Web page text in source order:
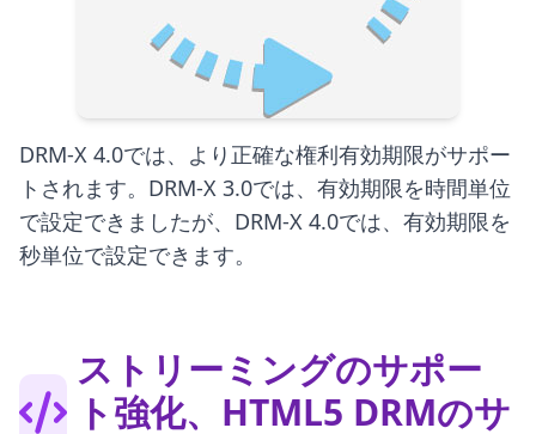
DRM-X 4.0では、より正確な権利有効期限がサポー
トされます。DRM-X 3.0では、有効期限を時間単位
で設定できましたが、DRM-X 4.0では、有効期限を
秒単位で設定できます。
ストリーミングのサポー
ト強化、HTML5 DRMのサ